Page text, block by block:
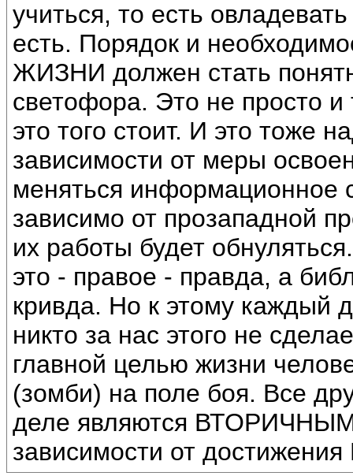
учиться, то есть
есть. Порядок и
ЖИЗНИ должен стать
светофора. Это не просто
это того стоит. И это тоже
зависимости от меры
меняться информационное
зависимо от прозападной
их работы будет
это - правое - правда, а
кривда. Но к этому каждый
никто за нас этого не
главной целью жизни
(зомби) на поле боя. Все
деле являются
зависимости от